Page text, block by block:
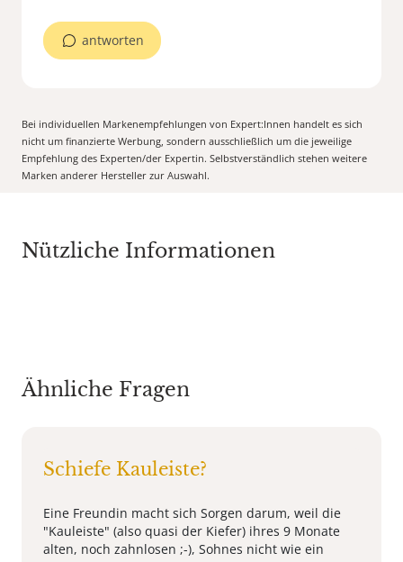
antworten
Bei individuellen Markenempfehlungen von Expert:Innen handelt es sich
nicht um finanzierte Werbung, sondern ausschließlich um die jeweilige
Empfehlung des Experten/der Expertin. Selbstverständlich stehen weitere
Marken anderer Hersteller zur Auswahl.
Nützliche Informationen
Ähnliche Fragen
Schiefe Kauleiste?
Eine Freundin macht sich Sorgen darum, weil die
"Kauleiste" (also quasi der Kiefer) ihres 9 Monate
alten, noch zahnlosen ;-), Sohnes nicht wie ein